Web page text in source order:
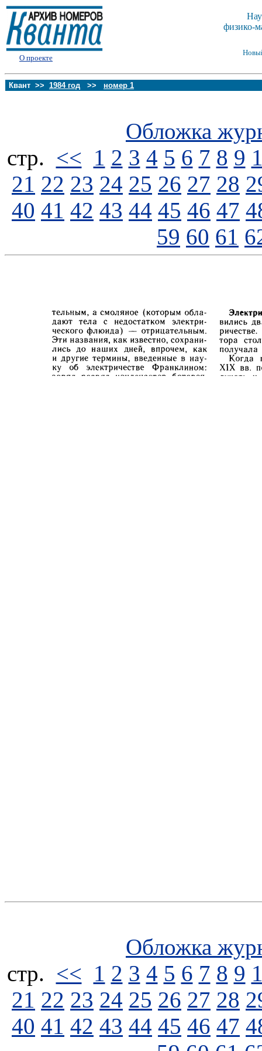
О проекте
физико-
Квант >> 1984 год >> номер 1
Обложка
стp. << 1 2 3 4 5 6 7 8 9
21 22 23 24 25 26 27 28
40 41 42 43 44 45 46 47
59 60 61
Обложка
стp. << 1 2 3 4 5 6 7 8 9
21 22 23 24 25 26 27 28
40 41 42 43 44 45 46 47